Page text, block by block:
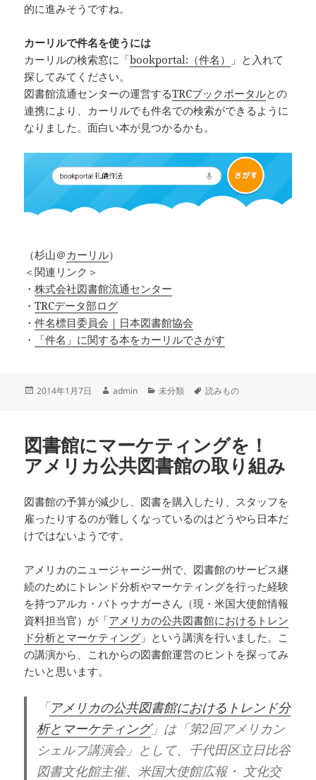
的に進みそうですね。
カーリルで件名を使うには
カーリルの検索窓に「bookportal:（件名）
」と入れて
探してみてください。
図書館流通センターの運営するTRCブックポータルとの
連携により、カーリルでも件名での検索ができるように
なりました。面白い本が見つかるかも。
（杉山＠ カーリル）
＜関連リンク＞
・株式会社図書館流通センター
・TRCデータ部ログ
・件名標目委員会｜日本図書館協会
・
「件名」に関する本をカーリルでさがす
投
2014年1月7日
作
admin
カ
ー
未分類
タ
読みもの
図書館にマーケティングを！
アメリカ公共図書館の取り組み
図書館の予算が減少し、図書を購入したり、スタッフを
雇ったりするのが難しくなっているのはどうやら日本だ
けではないようです。
アメリカのニュージャージー州で、図書館のサービス継
続のためにトレンド分析やマーケティングを行った経験
を持つアルカ・バトゥナガーさん（現・米国大使館情報
資料担当官）が「アメリカの公共図書館におけるトレン
ド分析とマーケティング 」という講演を行いました。こ
の講演から、これからの図書館運営のヒントを探ってみ
たいと思います。
「アメリカの公共図書館におけるトレンド分
析とマーケティング」は「第2回アメリカン
シェルフ講演会」として、千代田区立日比谷
図書文化館主催、米国大使館広報・ 文化交